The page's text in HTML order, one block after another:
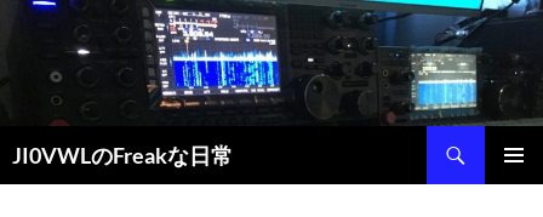
へ
ス
JI0VWLのFreakな日常
索